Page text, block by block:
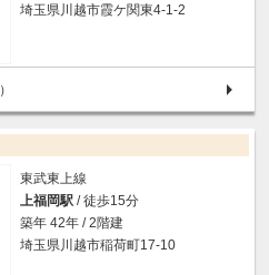
埼玉県川越市霞ケ関東4-1-2
）
東武東上線
上福岡駅 / 徒歩15分
築年 42年 / 2階建
埼玉県川越市稲荷町17-10